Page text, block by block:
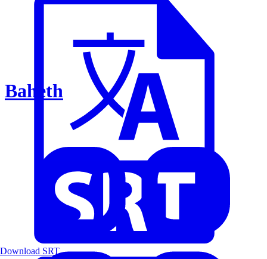
Baheth
Download SRT